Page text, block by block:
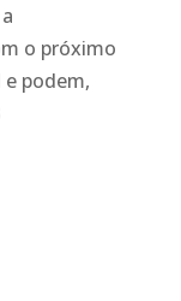
o próximo
podem,